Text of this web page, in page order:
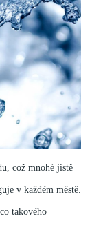
což mnohé jistě
v každém městě.
takového